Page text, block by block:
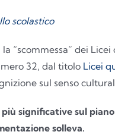
scolastico
“scommessa” dei
32, dal titolo Licei
sul senso
significative sul
solleva.